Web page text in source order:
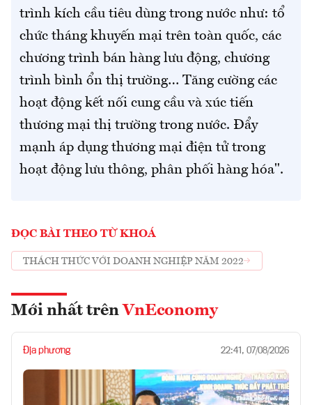
trình kích cầu tiêu dùng trong nước như: tổ
chức tháng khuyến mại trên toàn quốc, các
chương trình bán hàng lưu động, chương
trình bình ổn thị trường… Tăng cường các
hoạt động kết nối cung cầu và xúc tiến
thương mại thị trường trong nước. Đẩy
mạnh áp dụng thương mại điện tử trong
hoạt động lưu thông, phân phối hàng hóa".
ĐỌC BÀI THEO TỪ KHOÁ
THÁCH THỨC VỚI DOANH NGHIỆP NĂM 2022
Mới nhất trên VnEconomy
Địa phương 22:41, 07/08/2026